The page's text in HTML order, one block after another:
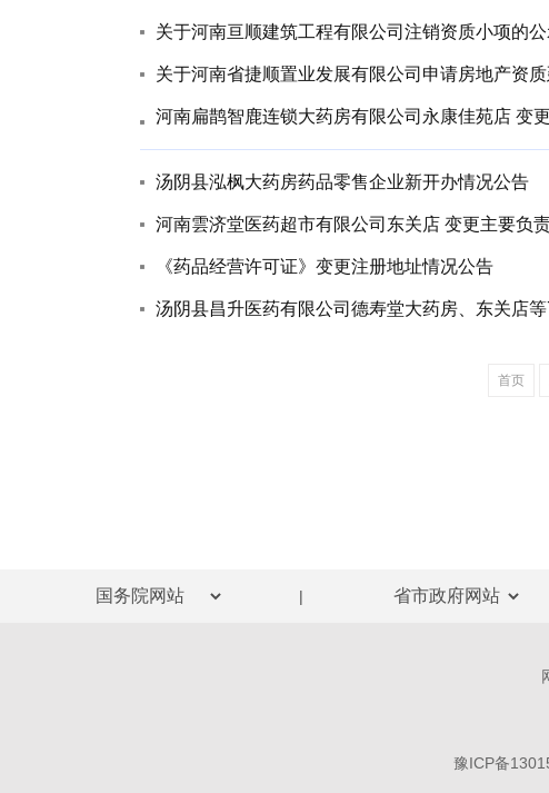
关于河南亘顺建筑工程有限公司注销资质小项的
关于河南省捷顺置业发展有限公司申请房地产资
河南扁鹊智鹿连锁大药房有限公司永康佳苑店 变
汤阴县泓枫大药房药品零售企业新开办情况公告
河南雲济堂医药超市有限公司东关店 变更主要负
《药品经营许可证》变更注册地址情况公告
汤阴县昌升医药有限公司德寿堂大药房、东关店
首页
|
豫ICP备